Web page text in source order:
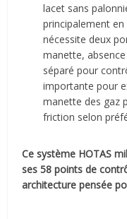
lacet sans
principalement
nécessite deux
manette,
séparé pour
importante pour
manette des gaz
friction selon
Ce système HOTAS
ses 58 points de
architecture pensée